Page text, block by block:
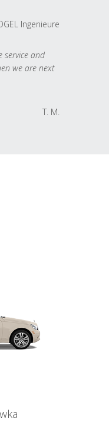
Ingenieure
service and
we are next
T. M.